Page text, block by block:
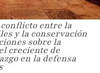
entre la
y la conservación
sobre la
creciente de
en la defensa